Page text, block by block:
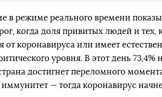
в режиме реального времени
когда доля привитых людей и тех,
от коронавируса или имеет
уровня. В этот день 73,4%
достигнет переломного
— тогда коронавирус